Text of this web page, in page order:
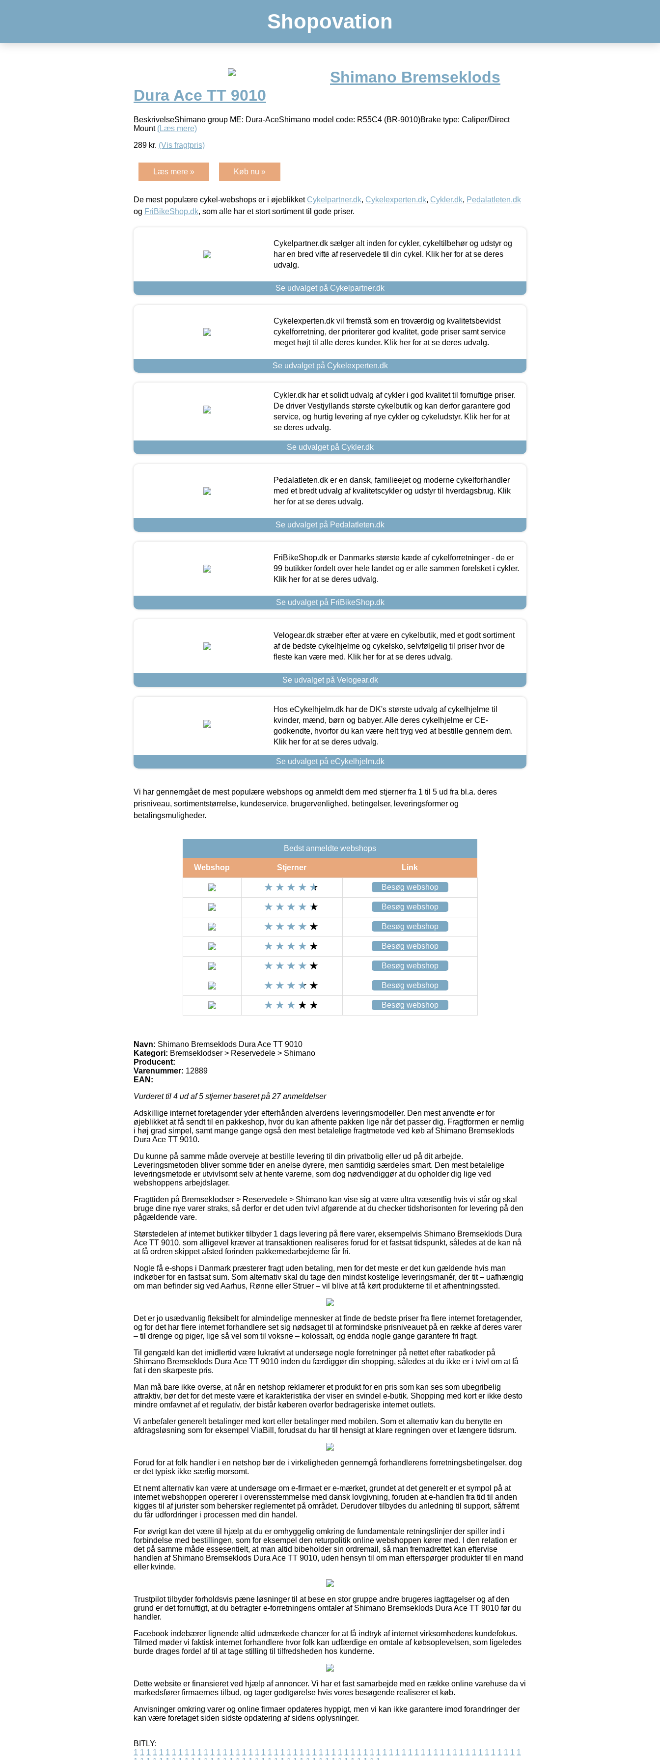
Shopovation
Shimano Bremseklods
Dura Ace TT 9010
BeskrivelseShimano group ME: Dura-AceShimano model code: R55C4 (BR-9010)Brake type: Caliper/Direct
Mount (Læs mere)
289 kr. (Vis fragtpris)
Læs mere » Køb nu »
De mest populære cykel-webshops er i øjeblikket Cykelpartner.dk, Cykelexperten.dk, Cykler.dk, Pedalatleten.dk
og FriBikeShop.dk, som alle har et stort sortiment til gode priser.
Cykelpartner.dk sælger alt inden for cykler, cykeltilbehør og udstyr og
har en bred vifte af reservedele til din cykel. Klik her for at se deres
udvalg.
Se udvalget på Cykelpartner.dk
Cykelexperten.dk vil fremstå som en troværdig og kvalitetsbevidst
cykelforretning, der prioriterer god kvalitet, gode priser samt service
meget højt til alle deres kunder. Klik her for at se deres udvalg.
Se udvalget på Cykelexperten.dk
Cykler.dk har et solidt udvalg af cykler i god kvalitet til fornuftige priser.
De driver Vestjyllands største cykelbutik og kan derfor garantere god
service, og hurtig levering af nye cykler og cykeludstyr. Klik her for at
se deres udvalg.
Se udvalget på Cykler.dk
Pedalatleten.dk er en dansk, familieejet og moderne cykelforhandler
med et bredt udvalg af kvalitetscykler og udstyr til hverdagsbrug. Klik
her for at se deres udvalg.
Se udvalget på Pedalatleten.dk
FriBikeShop.dk er Danmarks største kæde af cykelforretninger - de er
99 butikker fordelt over hele landet og er alle sammen forelsket i cykler.
Klik her for at se deres udvalg.
Se udvalget på FriBikeShop.dk
Velogear.dk stræber efter at være en cykelbutik, med et godt sortiment
af de bedste cykelhjelme og cykelsko, selvfølgelig til priser hvor de
fleste kan være med. Klik her for at se deres udvalg.
Se udvalget på Velogear.dk
Hos eCykelhjelm.dk har de DK's største udvalg af cykelhjelme til
kvinder, mænd, børn og babyer. Alle deres cykelhjelme er CE-
godkendte, hvorfor du kan være helt tryg ved at bestille gennem dem.
Klik her for at se deres udvalg.
Se udvalget på eCykelhjelm.dk
Vi har gennemgået de mest populære webshops og anmeldt dem med stjerner fra 1 til 5 ud fra bl.a. deres
prisniveau, sortimentstørrelse, kundeservice, brugervenlighed, betingelser, leveringsformer og
betalingsmuligheder.
Bedst anmeldte webshops
Webshop Stjerner Link
Besøg webshop
Besøg webshop
Besøg webshop
Besøg webshop
Besøg webshop
Besøg webshop
Besøg webshop
Navn: Shimano Bremseklods Dura Ace TT 9010
Kategori: Bremseklodser > Reservedele > Shimano
Producent:
Varenummer: 12889
EAN:
Vurderet til 4 ud af 5 stjerner baseret på 27anmeldelser
Adskillige internet foretagender yder efterhånden alverdens leveringsmodeller. Den mest anvendte er for
øjeblikket at få sendt til en pakkeshop, hvor du kan afhente pakken lige når det passer dig. Fragtformen er nemlig
i høj grad simpel, samt mange gange også den mest betalelige fragtmetode ved køb af Shimano Bremseklods
Dura Ace TT 9010.
Du kunne på samme måde overveje at bestille levering til din privatbolig eller ud på dit arbejde.
Leveringsmetoden bliver somme tider en anelse dyrere, men samtidig særdeles smart. Den mest betalelige
leveringsmetode er utvivlsomt selv at hente varerne, som dog nødvendiggør at du opholder dig lige ved
webshoppens arbejdslager.
Fragttiden på Bremseklodser > Reservedele > Shimano kan vise sig at være ultra væsentlig hvis vi står og skal
bruge dine nye varer straks, så derfor er det uden tvivl afgørende at du checker tidshorisonten for levering på den
pågældende vare.
Størstedelen af internet butikker tilbyder 1 dags levering på flere varer, eksempelvis Shimano Bremseklods Dura
Ace TT 9010, som alligevel kræver at transaktionen realiseres forud for et fastsat tidspunkt, således at de kan nå
at få ordren skippet afsted forinden pakkemedarbejderne får fri.
Nogle få e-shops i Danmark præsterer fragt uden betaling, men for det meste er det kun gældende hvis man
indkøber for en fastsat sum. Som alternativ skal du tage den mindst kostelige leveringsmanér, der tit – uafhængig
om man befinder sig ved Aarhus, Rønne eller Struer – vil blive at få kørt produkterne til et afhentningssted.
Det er jo usædvanlig fleksibelt for almindelige mennesker at finde de bedste priser fra flere internet foretagender,
og for det har flere internet forhandlere set sig nødsaget til at formindske prisniveauet på en række af deres varer
– til drenge og piger, lige så vel som til voksne – kolossalt, og endda nogle gange garantere fri fragt.
Til gengæld kan det imidlertid være lukrativt at undersøge nogle forretninger på nettet efter rabatkoder på
Shimano Bremseklods Dura Ace TT 9010 inden du færdiggør din shopping, således at du ikke er i tvivl om at få
fat i den skarpeste pris.
Man må bare ikke overse, at når en netshop reklamerer et produkt for en pris som kan ses som ubegribelig
attraktiv, bør det for det meste være et karakteristika der viser en svindel e-butik. Shopping med kort er ikke desto
mindre omfavnet af et regulativ, der bistår køberen overfor bedrageriske internet outlets.
Vi anbefaler generelt betalinger med kort eller betalinger med mobilen. Som et alternativ kan du benytte en
afdragsløsning som for eksempel ViaBill, forudsat du har til hensigt at klare regningen over et længere tidsrum.
Forud for at folk handler i en netshop bør de i virkeligheden gennemgå forhandlerens forretningsbetingelser, dog
er det typisk ikke særlig morsomt.
Et nemt alternativ kan være at undersøge om e-firmaet er e-mærket, grundet at det generelt er et sympol på at
internet webshoppen opererer i overensstemmelse med dansk lovgivning, foruden at e-handlen fra tid til anden
kigges til af jurister som behersker reglementet på området. Derudover tilbydes du anledning til support, såfremt
du får udfordringer i processen med din handel.
For øvrigt kan det være til hjælp at du er omhyggelig omkring de fundamentale retningslinjer der spiller ind i
forbindelse med bestillingen, som for eksempel den returpolitik online webshoppen kører med. I den relation er
det på samme måde essesentielt, at man altid bibeholder sin ordremail, så man fremadrettet kan eftervise
handlen af Shimano Bremseklods Dura Ace TT 9010, uden hensyn til om man efterspørger produkter til en mand
eller kvinde.
Trustpilot tilbyder forholdsvis pæne løsninger til at bese en stor gruppe andre brugeres iagttagelser og af den
grund er det fornuftigt, at du betragter e-forretningens omtaler af Shimano Bremseklods Dura Ace TT 9010 før du
handler.
Facebook indebærer lignende altid udmærkede chancer for at få indtryk af internet virksomhedens kundefokus.
Tilmed møder vi faktisk internet forhandlere hvor folk kan udfærdige en omtale af købsoplevelsen, som ligeledes
burde drages fordel af til at tage stilling til tilfredsheden hos kunderne.
Dette website er finansieret ved hjælp af annoncer. Vi har et fast samarbejde med en række online varehuse da vi
markedsfører firmaernes tilbud, og tager godtgørelse hvis vores besøgende realiserer et køb.
Anvisninger omkring varer og online firmaer opdateres hyppigt, men vi kan ikke garantere imod forandringer der
kan være foretaget siden sidste opdatering af sidens oplysninger.
BITLY:
1 1 1 1 1 1 1 1 1 1 1 1 1 1 1 1 1 1 1 1 1 1 1 1 1 1 1 1 1 1 1 1 1 1 1 1 1 1 1 1 1 1 1 1 1 1 1 1 1 1 1 1 1 1 1 1 1 1 1 1 1